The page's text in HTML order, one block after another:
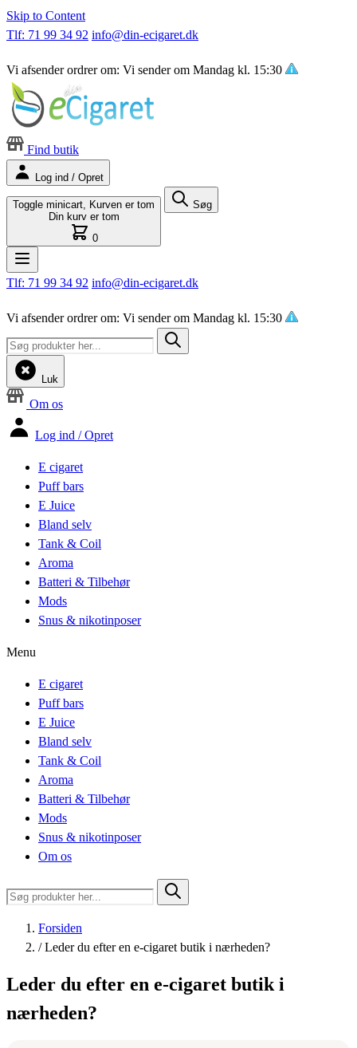
Skip to Content
Tlf: 71 99 34 92 info@din-ecigaret.dk
Vi afsender ordrer om: Vi sender om Mandag kl. 15:30
Find butik
Log ind / Opret
Toggle minicart, Kurven er tom
Din kurv er tom
0
Søg
Tlf: 71 99 34 92 info@din-ecigaret.dk
Vi afsender ordrer om: Vi sender om Mandag kl. 15:30
Luk
Om os
Log ind / Opret
E cigaret
Puff bars
E Juice
Bland selv
Tank & Coil
Aroma
Batteri & Tilbehør
Mods
Snus & nikotinposer
Menu
E cigaret
Puff bars
E Juice
Bland selv
Tank & Coil
Aroma
Batteri & Tilbehør
Mods
Snus & nikotinposer
Om os
Forsiden
/ Leder du efter en e-cigaret butik i nærheden?
Leder du efter en e-cigaret butik i
nærheden?